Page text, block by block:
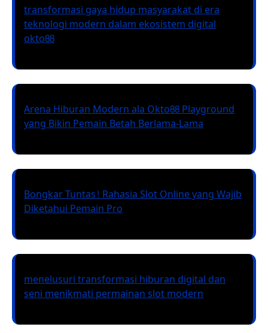
transformasi gaya hidup masyarakat di era
teknologi modern dalam ekosistem digital
okto88
Arena Hiburan Modern ala Okto88 Playground
yang Bikin Pemain Betah Berlama-Lama
Bongkar Tuntas! Rahasia Slot Online yang Wajib
Diketahui Pemain Pro
menelusuri transformasi hiburan digital dan
seni menikmati permainan slot modern